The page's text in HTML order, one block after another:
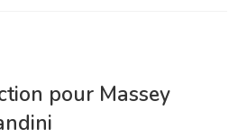
pour Massey